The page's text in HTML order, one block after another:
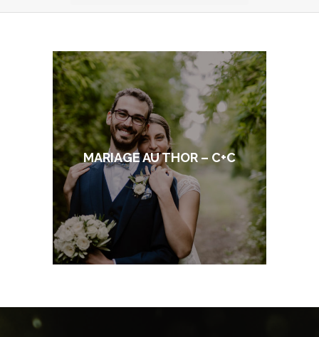
MARIAGE AU THOR – C+C